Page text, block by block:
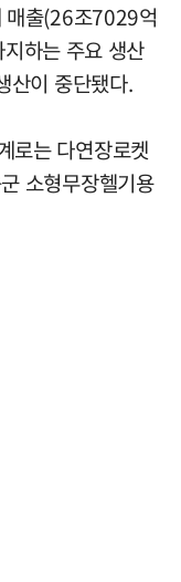
매출(26조7029억
하는 주요 생산
산이 중단됐다.
로는 다연장로켓
소형무장헬기용